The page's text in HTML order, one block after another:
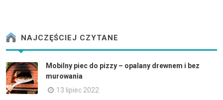
NAJCZĘŚCIEJ CZYTANE
Mobilny piec do pizzy – opalany drewnem i bez
murowania
13 lipiec 2022